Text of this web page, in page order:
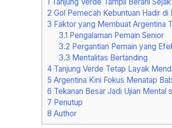
2 Gol Pemecah Kebuntuan Hadir
3 Faktor yang Membuat Argentina
3.1 Pengalaman Pemain Senior
3.2 Pergantian Pemain yang
3.3 Mentalitas Bertanding
4 Tanjung Verde Tetap Layak
5 Argentina Kini Fokus Menatap
6 Tekanan Besar Jadi Ujian Mental
7 Penutup
8 Author